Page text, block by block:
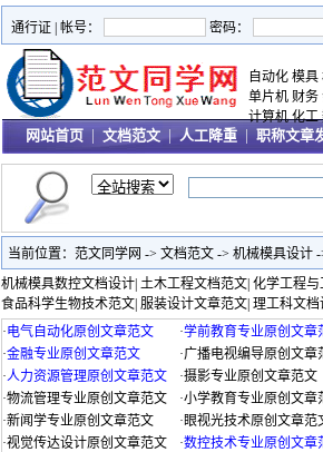
通行证 | 帐号： 密码：
自动化 模具
单片机 财务
计算机 化工
网站首页 文档范文 | 人工降重 职称文章
当前位置： 范文同学网 -> 文档范文 -> 机械模具设计 -
机械模具数控文档设计 土木工程文档范文 化学工程与
食品科学生物技术范文 服装设计文章范文 理工科文档
·电气自动化原创文章范文 ·学前教育专业原创文章
·金融专业原创文章范文 ·广播电视编导原创文章
·人力资源管理原创文章范文 ·摄影专业原创文章范文
·物流管理专业原创文章范文 ·小学教育专业原创文章
·新闻学专业原创文章范文 ·眼视光技术原创文章范
·视觉传达设计原创文章范文 ·数控技术专业原创文章